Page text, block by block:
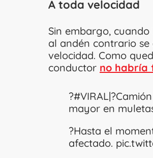
A toda velocidad
Sin embargo,
al andén contrario
velocidad. Como
conductor no habría
?#VIRAL
mayor en
?Hasta el
afectado.